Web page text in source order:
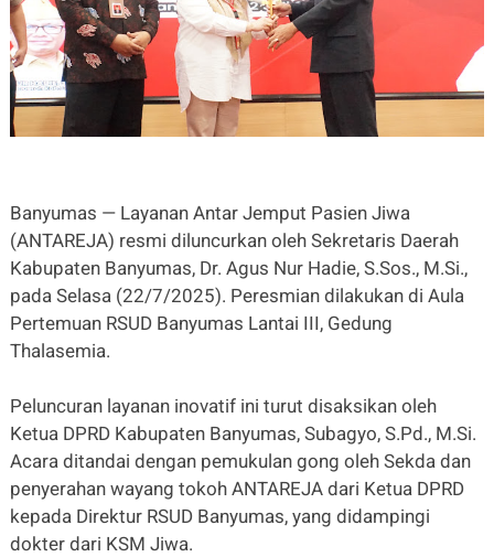
Banyumas — Layanan Antar Jemput Pasien Jiwa
(ANTAREJA) resmi diluncurkan oleh Sekretaris Daerah
Kabupaten Banyumas, Dr. Agus Nur Hadie, S.Sos., M.Si.,
pada Selasa (22/7/2025). Peresmian dilakukan di Aula
Pertemuan RSUD Banyumas Lantai III, Gedung
Thalasemia.
Peluncuran layanan inovatif ini turut disaksikan oleh
Ketua DPRD Kabupaten Banyumas, Subagyo, S.Pd., M.Si.
Acara ditandai dengan pemukulan gong oleh Sekda dan
penyerahan wayang tokoh ANTAREJA dari Ketua DPRD
kepada Direktur RSUD Banyumas, yang didampingi
dokter dari KSM Jiwa.